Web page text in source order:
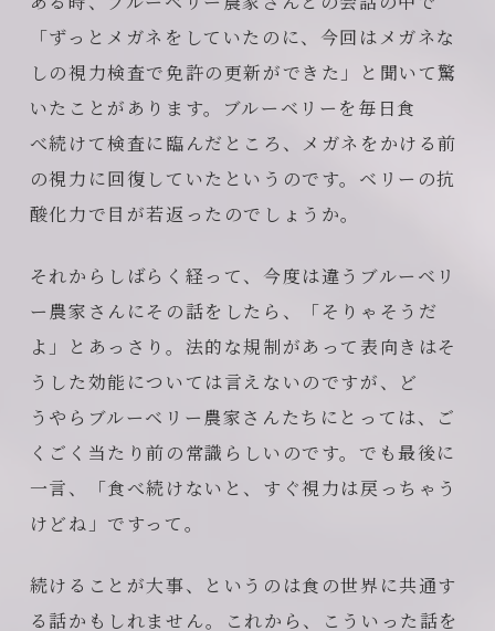
「ずっとメガネをしていたのに、今回はメガネな
しの視力検査で免許の更新ができた」と聞いて驚
いたことがあります。ブルーベリーを毎日食
べ続けて検査に臨んだところ、メガネをかける前
の視力に回復していたというのです。ベリーの抗
酸化力で目が若返ったのでしょうか。
それからしばらく経って、今度は違うブルーベリ
ー農家さんにその話をしたら、「そりゃそうだ
よ」とあっさり。法的な規制があって表向きはそ
うした効能については言えないのですが、ど
うやらブルーベリー農家さんたちにとっては、ご
くごく当たり前の常識らしいのです。でも最後に
一言、「食べ続けないと、すぐ視力は戻っちゃう
けどね」ですって。
続けることが大事、というのは食の世界に共通す
る話かもしれません。これから、こういった話を